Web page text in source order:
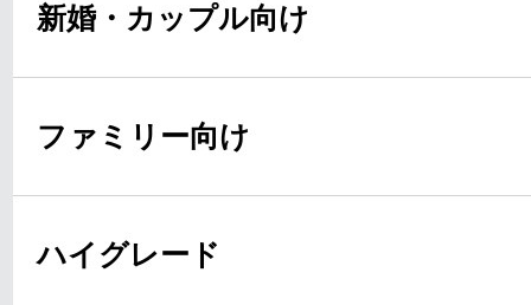
新婚・カップル向け
ファミリー向け
ハイグレード